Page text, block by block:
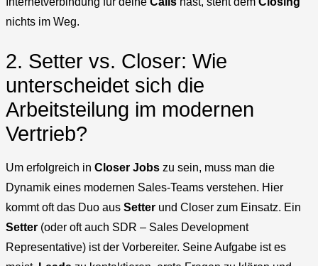
nichts im Weg.
2. Setter vs. Closer: Wie
unterscheidet sich die
Arbeitsteilung im modernen
Vertrieb?
Um erfolgreich in Closer Jobs zu sein, muss man die
Dynamik eines modernen Sales-Teams verstehen. Hier
kommt oft das Duo aus Setter und Closer zum Einsatz. Ein
Setter (oder oft auch SDR – Sales Development
Representative) ist der Vorbereiter. Seine Aufgabe ist es